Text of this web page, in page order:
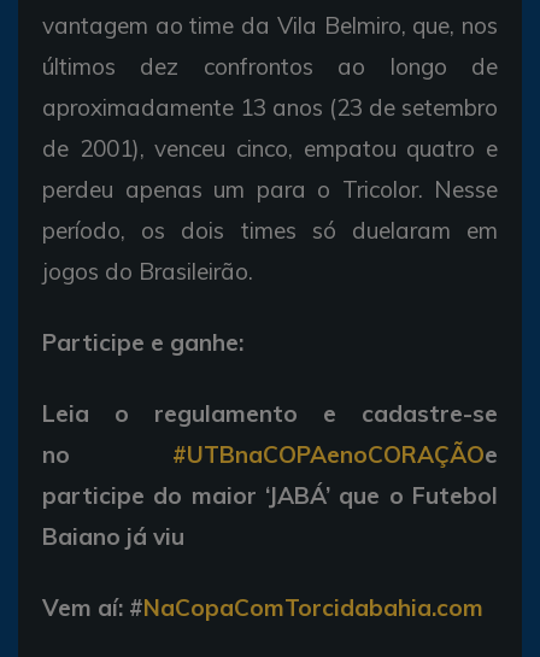
vantagem ao time da Vila Belmiro, que, nos
últimos dez confrontos ao longo de
aproximadamente 13 anos (23 de setembro
de 2001), venceu cinco, empatou quatro e
perdeu apenas um para o Tricolor. Nesse
período, os dois times só duelaram em
jogos do Brasileirão.
Participe e ganhe:
Leia o regulamento e cadastre-se
no #UTBnaCOPAenoCORAÇÃOe
participe do maior ‘JABÁ’ que o Futebol
Baiano já viu
Vem aí: #NaCopaComTorcidabahia.com